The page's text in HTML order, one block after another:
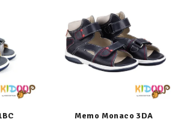
Memo Monaco 3DA